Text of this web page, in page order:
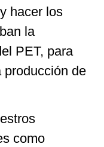
hacer los
la
PET, para
producción de
como